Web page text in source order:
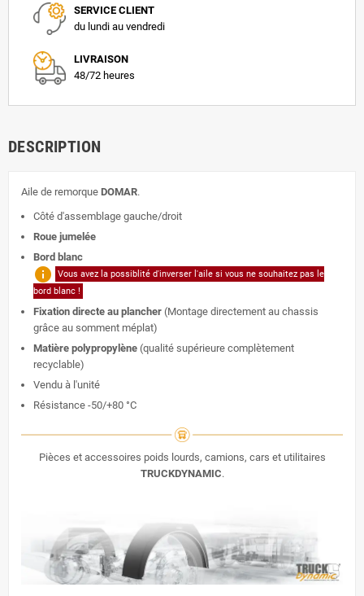
SERVICE CLIENT
du lundi au vendredi
LIVRAISON
48/72 heures
DESCRIPTION
Aile de remorque DOMAR.
Côté d'assemblage gauche/droit
Roue jumelée
Bord blanc
info
Vous avez la possiblité d'inverser l'aile si vous ne souhaitez pas le
bord blanc !
Fixation directe au plancher (Montage directement au chassis
grâce au somment méplat)
Matière polypropylène (qualité supérieure complètement
recyclable)
Vendu à l'unité
Résistance -50/+80 °C
Pièces et accessoires poids lourds, camions, cars et utilitaires
TRUCKDYNAMIC.